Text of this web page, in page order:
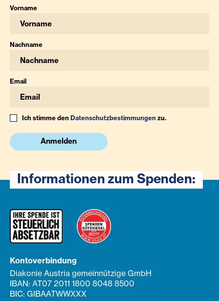
Vorname
Nachname
Email
Ich stimme denDatenschutzbestimmungenzu.
Anmelden
Informationen zum Spenden:
Kontoverbindung
Diakonie Austria gemeinnützige GmbH
IBAN: AT07 2011 1800 8048 8500
BIC: GIBAATWWXXX